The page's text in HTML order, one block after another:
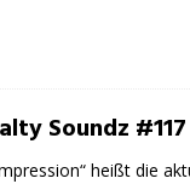
Soundz
heißt die